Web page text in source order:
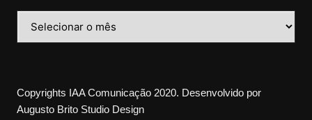
Copyrights IAA Comunicação 2020. Desenvolvido por
Augusto Brito Studio Design